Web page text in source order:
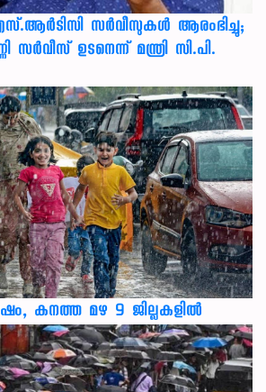
സർവീസുകൾ ആരംഭിച്ചു;
സർവീസ് ഉടനെന്ന് മന്ത്രി സി.പി.
കനത്ത മഴ 9 ജില്ലകളിൽ